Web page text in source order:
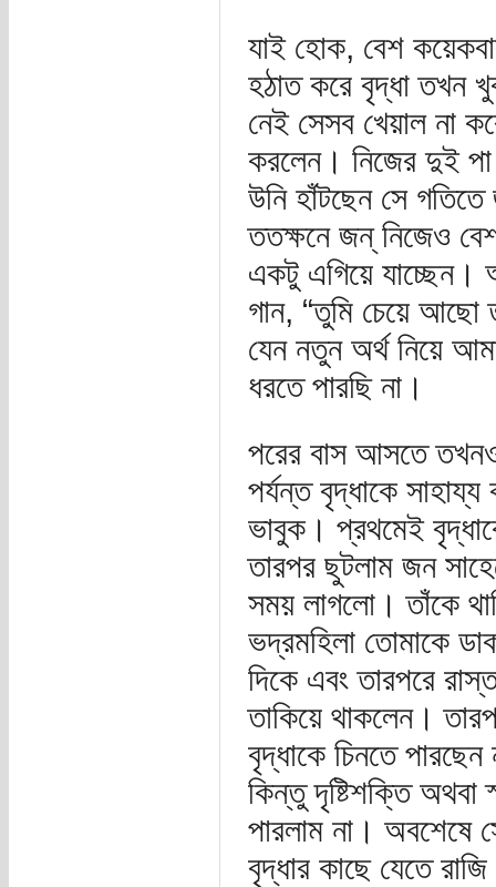
যাই হোক, বেশ
হঠাত করে বৃদ্ধা তখন
নেই সেসব খেয়াল না
করলেন। নিজের দুই
উনি হাঁটছেন সে
ততক্ষনে জন্‌ নিজেও
একটু এগিয়ে যাচ্ছেন।
গান, “তুমি চেয়ে আছো
যেন নতুন অর্থ নিয়ে
ধরতে পারছি না।
পরের বাস আসতে তখনও
পর্যন্ত বৃদ্ধাকে
ভাবুক। প্রথমেই
তারপর ছুটলাম জন
সময় লাগলো। তাঁকে
ভদ্রমহিলা তোমাকে
দিকে এবং তারপরে
তাকিয়ে থাকলেন।
বৃদ্ধাকে চিনতে
কিন্তু দৃষ্টিশক্তি অথবা
পারলাম না। অবশেষে
বৃদ্ধার কাছে যেতে